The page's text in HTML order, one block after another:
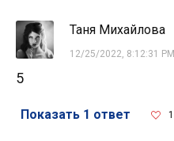
Таня Михайлова
12/25/2022, 8:12:31 PM
5
Показать 1 ответ 1